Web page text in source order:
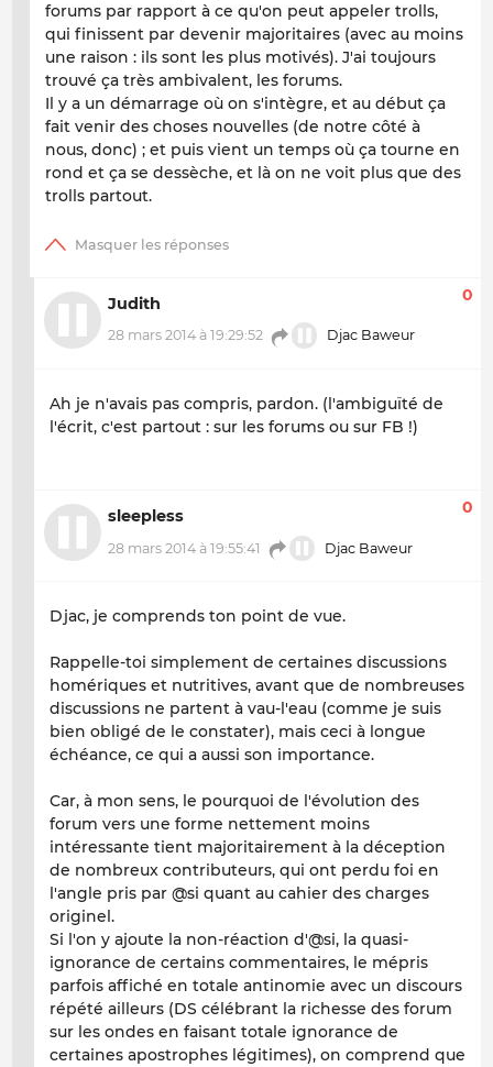
forums par rapport à ce qu'on peut appeler trolls,
qui finissent par devenir majoritaires (avec au moins
une raison : ils sont les plus motivés). J'ai toujours
trouvé ça très ambivalent, les forums.
Il y a un démarrage où on s'intègre, et au début ça
fait venir des choses nouvelles (de notre côté à
nous, donc) ; et puis vient un temps où ça tourne en
rond et ça se dessèche, et là on ne voit plus que des
trolls partout.
Judith
28 mars 2014 à 19:29:52 Djac Baweur
0
Ah je n'avais pas compris, pardon. (l'ambiguïté de
l'écrit, c'est partout : sur les forums ou sur FB !)
sleepless
28 mars 2014 à 19:55:41 Djac Baweur
0
Djac, je comprends ton point de vue.
Rappelle-toi simplement de certaines discussions
homériques et nutritives, avant que de nombreuses
discussions ne partent à vau-l'eau (comme je suis
bien obligé de le constater), mais ceci à longue
échéance, ce qui a aussi son importance.
Car, à mon sens, le pourquoi de l'évolution des
forum vers une forme nettement moins
intéressante tient majoritairement à la déception
de nombreux contributeurs, qui ont perdu foi en
l'angle pris par @si quant au cahier des charges
originel.
Si l'on y ajoute la non-réaction d'@si, la quasi-
ignorance de certains commentaires, le mépris
parfois affiché en totale antinomie avec un discours
répété ailleurs (DS célébrant la richesse des forum
sur les ondes en faisant totale ignorance de
certaines apostrophes légitimes), on comprend que